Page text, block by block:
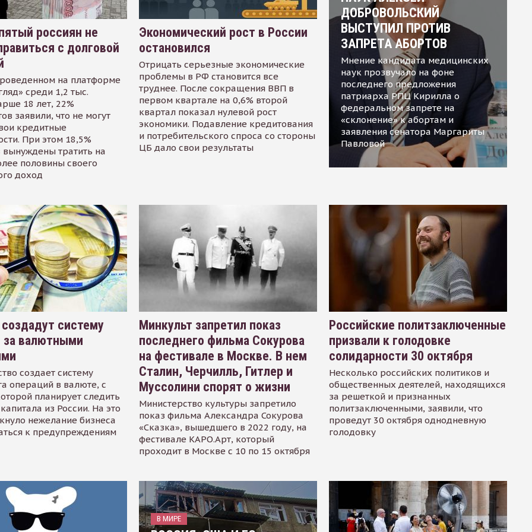
россиян не
с долговой
на платформе
среди 1,2 тыс.
18 лет, 22%
заявили, что не могут
кредитные
При этом 18,5%
тратить на
половины своего
доход
Экономический рост в России
остановился
Отрицать серьезные экономические
проблемы в РФ становится все
труднее. После сокращения ВВП в
первом квартале на 0,6% второй
квартал показал нулевой рост
экономики. Подавление кредитования
и потребительского спроса со стороны
ЦБ дало свои результаты
ДОБРОВОЛЬСКИЙ
ВЫСТУПИЛ ПРОТИВ
ЗАПРЕТА АБОРТОВ
Мнение кандидата медицинских
наук прозвучало на фоне
последнего предложения
патриарха РПЦ Кирилла о
федеральном запрете на
«склонение» к абортам и
заявления сенатора Маргариты
Павловой
систему
за валютными
создает систему
операций в валюте, с
планирует следить
из России. На это
нежелание бизнеса
к предупреждениям
Минкульт запретил показ
последнего фильма Сокурова
на фестивале в Москве. В нем
Сталин, Черчилль, Гитлер и
Муссолини спорят о жизни
Министерство культуры запретило
показ фильма Александра Сокурова
«Сказка», вышедшего в 2022 году, на
фестивале КАРО.Арт, который
проходит в Москве с 10 по 15 октября
Российские политзаключенные
призвали к голодовке
солидарности 30 октября
Несколько российских политиков и
общественных деятелей, находящихся
за решеткой и признанных
политзаключенными, заявили, что
проведут 30 октября однодневную
голодовку
В МИРЕ